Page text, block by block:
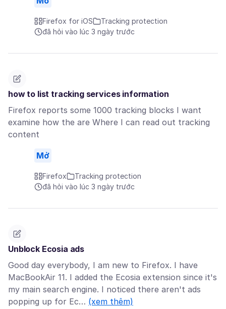
Firefox for iOS
Tracking protection
đã hỏi vào lúc 3 ngày trước
how to list tracking services information
Firefox reports some 1000 tracking blocks I want
examine how the are Where I can read out tracking
content
Mở
Firefox
Tracking protection
đã hỏi vào lúc 3 ngày trước
Unblock Ecosia ads
Good day everybody, I am new to Firefox. I have
MacBookAir 11. I added the Ecosia extension since it's
my main search engine. I noticed there aren't ads
popping up for Ec… (xem thêm)